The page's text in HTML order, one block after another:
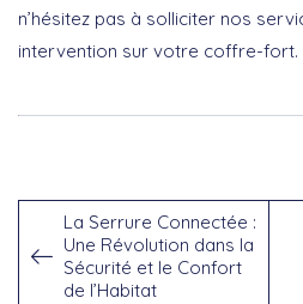
n’hésitez pas à solliciter nos
intervention sur votre coffre-fort.
La Serrure Connectée :
Une Révolution dans la
Sécurité et le Confort
de l’Habitat